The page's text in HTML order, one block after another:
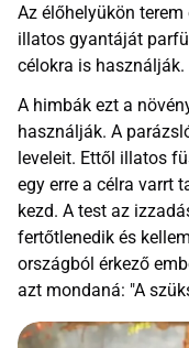
Az élőhelyükön
illatos gyantáját
célokra is használják.
A himbák ezt a
használják. A
leveleit. Ettől illatos
egy erre a célra varrt
kezd. A test az
fertőtlenedik és
országból érkező
azt mondaná: "A